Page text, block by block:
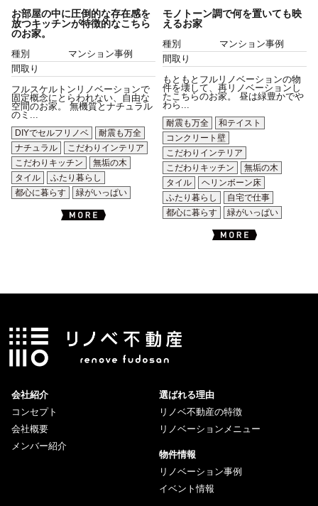
お部屋の中に圧倒的な存在感を
放つキッチンが特徴的なこちら
のお家。
種別
マンション事例
間取り
フルスケルトンリノベーションで
固定概念にとらわれない、自由な
空間のお家。 無機質とナチュラル
のミ...
DIYでセルフリノベ
耐震も万全
ナチュラル
こだわりインテリア
こだわりキッチン
無垢の木
タイル
ふたり暮らし
都心に暮らす
緑がいっぱい
モノトーン調で何を置いても映
えるお家
種別
マンション事例
間取り
もともとフルリノベーションの物
件を壊して、再リノベーションし
たこちらのお家。 昼は緑豊かでや
わら...
耐震も万全
和テイスト
コンクリート壁
こだわりインテリア
こだわりキッチン
無垢の木
タイル
ヘリンボーン床
ふたり暮らし
自宅で仕事
都心に暮らす
緑がいっぱい
会社紹介
コンセプト
会社概要
メンバー紹介
選ばれる理由
リノベ不動産の特徴
リノベーションメニュー
物件情報
リノベーション事例
イベント情報